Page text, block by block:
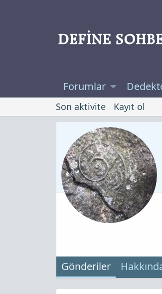
Forumlar
Son aktivite Kayıt ol
Gönderiler